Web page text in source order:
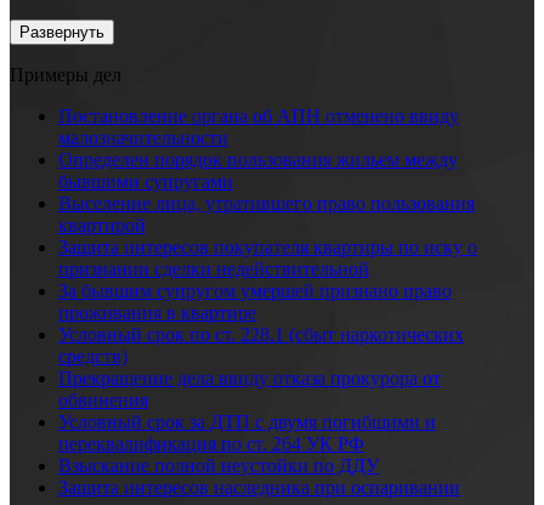
Развернуть
Примеры дел
Постановление органа об АПН отменено ввиду
малозначительности
Определен порядок пользования жильем между
бывшими супругами
Выселение лица, утратившего право пользования
квартирой
Защита интересов покупателя квартиры по иску о
признании сделки недействительной
За бывшим супругом умершей признано право
проживания в квартире
Условный срок по ст. 228.1 (сбыт наркотических
средств)
Прекращение дела ввиду отказа прокурора от
обвинения
Условный срок за ДТП с двумя погибшими и
переквалификация по ст. 264 УК РФ
Взыскание полной неустойки по ДДУ
Защита интересов наследника при оспаривании